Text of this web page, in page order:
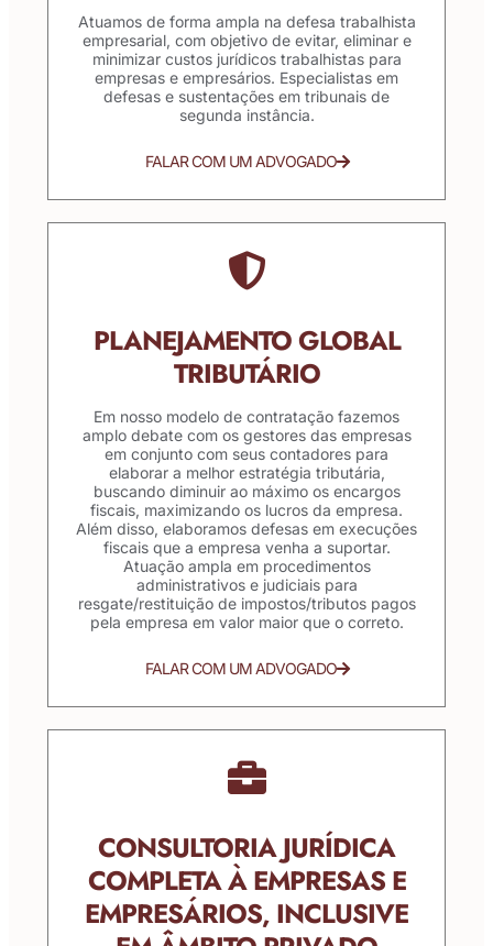
Atuamos de forma ampla na defesa trabalhista
empresarial, com objetivo de evitar, eliminar e
minimizar custos jurídicos trabalhistas para
empresas e empresários. Especialistas em
defesas e sustentações em tribunais de
segunda instância.
FALAR COM UM ADVOGADO
PLANEJAMENTO GLOBAL
TRIBUTÁRIO
Em nosso modelo de contratação fazemos
amplo debate com os gestores das empresas
em conjunto com seus contadores para
elaborar a melhor estratégia tributária,
buscando diminuir ao máximo os encargos
fiscais, maximizando os lucros da empresa.
Além disso, elaboramos defesas em execuções
fiscais que a empresa venha a suportar.
Atuação ampla em procedimentos
administrativos e judiciais para
resgate/restituição de impostos/tributos pagos
pela empresa em valor maior que o correto.
FALAR COM UM ADVOGADO
CONSULTORIA JURÍDICA
COMPLETA À EMPRESAS E
EMPRESÁRIOS, INCLUSIVE